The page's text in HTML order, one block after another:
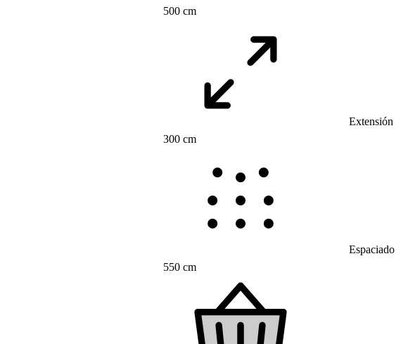
500 cm
Extensión
300 cm
Espaciado
550 cm